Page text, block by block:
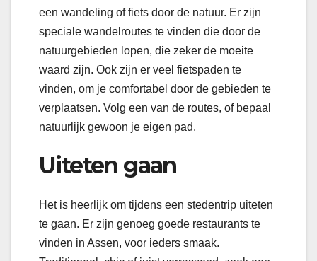
een wandeling of fiets door de natuur. Er zijn
speciale wandelroutes te vinden die door de
natuurgebieden lopen, die zeker de moeite
waard zijn. Ook zijn er veel fietspaden te
vinden, om je comfortabel door de gebieden te
verplaatsen. Volg een van de routes, of bepaal
natuurlijk gewoon je eigen pad.
Uiteten gaan
Het is heerlijk om tijdens een stedentrip uiteten
te gaan. Er zijn genoeg goede restaurants te
vinden in Assen, voor ieders smaak.